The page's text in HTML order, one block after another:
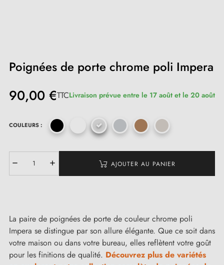
Poignées de porte chrome poli Impera
90,00 €TTCLivraison prévue entre le 17 août et le 20 août
COULEURS :
AJOUTER AU PANIER
La paire de poignées de porte de couleur chrome poli
Impera se distingue par son allure élégante. Que ce soit dans
votre maison ou dans votre bureau, elles reflètent votre goût
pour les finitions de qualité. Découvrez plus de variétés